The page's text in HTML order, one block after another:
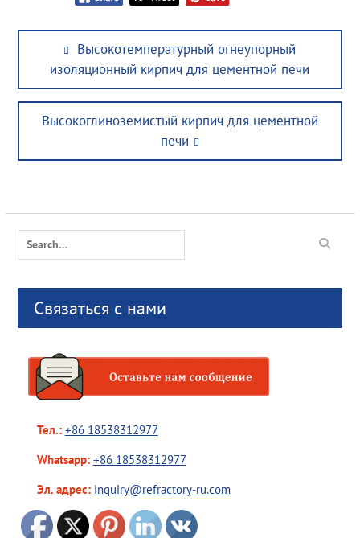
Post
navigationPrevious
post:
Высокотемпературный огнеупорный
изоляционный кирпич для цементной печи
Next
Высокоглиноземистый кирпич для цементной
печи
Search
Связаться с нами
Тел.: +86 18538312977
Whatsapp: +86 18538312977
Эл. адрес: inquiry@refractory-ru.com